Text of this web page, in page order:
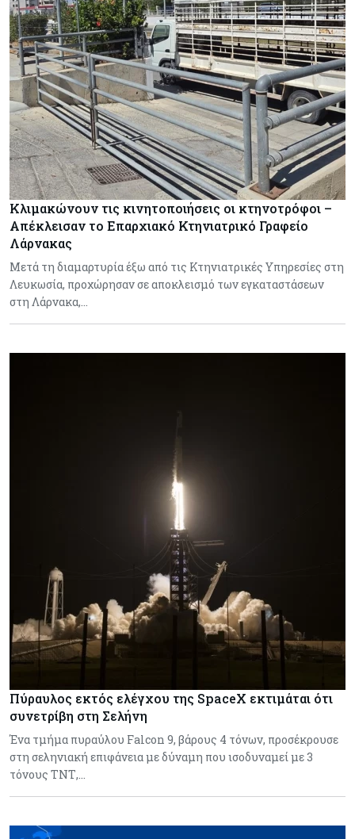
Κλιμακώνουν τις κινητοποιήσεις οι κτηνοτρόφοι –
Απέκλεισαν το Επαρχιακό Κτηνιατρικό Γραφείο
Λάρνακας
Μετά τη διαμαρτυρία έξω από τις Κτηνιατρικές Υπηρεσίες στη
Λευκωσία, προχώρησαν σε αποκλεισμό των εγκαταστάσεων
στη Λάρνακα,…
Πύραυλος εκτός ελέγχου της SpaceX εκτιμάται ότι
συνετρίβη στη Σελήνη
Ένα τμήμα πυραύλου Falcon 9, βάρους 4 τόνων, προσέκρουσε
στη σεληνιακή επιφάνεια με δύναμη που ισοδυναμεί με 3
τόνους ΤΝΤ,…